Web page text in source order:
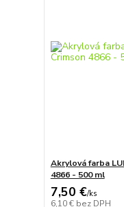
Akrylová farba
4866 - 500 ml
7,50 €/ks
6,10 € bez DPH